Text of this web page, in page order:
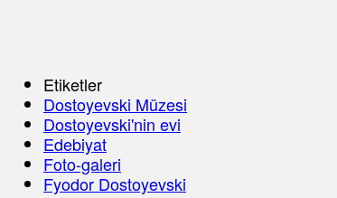
Etiketler
Dostoyevski Müzesi
Dostoyevski'nin evi
Edebiyat
Foto-galeri
Fyodor Dostoyevski